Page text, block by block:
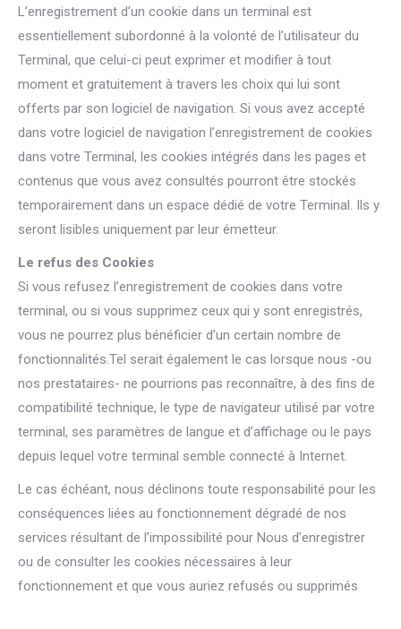
L’enregistrement d’un cookie dans un terminal est
essentiellement subordonné à la volonté de l’utilisateur du
Terminal, que celui-ci peut exprimer et modifier à tout
moment et gratuitement à travers les choix qui lui sont
offerts par son logiciel de navigation. Si vous avez accepté
dans votre logiciel de navigation l’enregistrement de cookies
dans votre Terminal, les cookies intégrés dans les pages et
contenus que vous avez consultés pourront être stockés
temporairement dans un espace dédié de votre Terminal. Ils y
seront lisibles uniquement par leur émetteur.
Le refus des Cookies
Si vous refusez l’enregistrement de cookies dans votre
terminal, ou si vous supprimez ceux qui y sont enregistrés,
vous ne pourrez plus bénéficier d’un certain nombre de
fonctionnalités.Tel serait également le cas lorsque nous -ou
nos prestataires- ne pourrions pas reconnaître, à des fins de
compatibilité technique, le type de navigateur utilisé par votre
terminal, ses paramètres de langue et d’affichage ou le pays
depuis lequel votre terminal semble connecté à Internet.
Le cas échéant, nous déclinons toute responsabilité pour les
conséquences liées au fonctionnement dégradé de nos
services résultant de l’impossibilité pour Nous d’enregistrer
ou de consulter les cookies nécessaires à leur
fonctionnement et que vous auriez refusés ou supprimés